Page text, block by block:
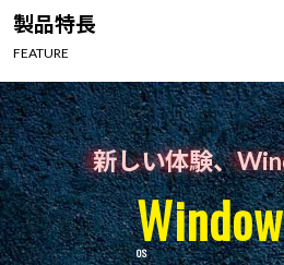
Windows 11
製品特長
FEATURE
新しい体験、